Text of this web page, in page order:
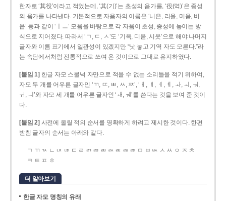
한자로 ‘其役’이라고 적었는데, ‘其(기)’는 초성의 음가를, ‘役(역)’은 종성
의 음가를 나타낸다. 기본적으로 자음자의 이름은 ‘니은, 리을, 미음, 비
읍’ 등과 같이 ‘ㅣㅡ’ 모음을 바탕으로 각 자음이 초성, 종성에 놓이는 방
식으로 지어졌다. 따라서 ‘ㄱ, ㄷ, ㅅ’도 ‘기윽, 디읃, 시읏’으로 해야 나머지
글자와 이름 표기에서 일관성이 있겠지만 “낫 놓고 기역 자도 모른다.”라
는 속담에서처럼 전통적으로 쓰여 온 것이므로 그대로 유지하였다.
[붙임 1] 한글 자모 스물넉 자만으로 적을 수 없는 소리들을 적기 위하여,
자모 두 개를 어우른 글자인 ‘ㄲ, ㄸ, ㅃ, ㅆ, ㅉ’, ‘ㅐ, ㅒ, ㅔ, ㅖ, ㅘ, ㅚ, ㅝ,
ㅟ, ㅢ’와 자모 세 개를 어우른 글자인 ‘ㅙ, ㅞ’를 쓴다는 것을 보여 준 것이
다.
[붙임 2] 사전에 올릴 적의 순서를 명확하게 하려고 제시한 것이다. 한편
받침 글자의 순서는 아래와 같다.
ㄱ ㄲ ㄳ ㄴ ㄵ ㄶ ㄷ ㄹ ㄺ ㄻ ㄼ ㄽ ㄾ ㄿ ㅀ ㅁ ㅂ ㅄ ㅅ ㅆ ㅇ ㅈ ㅊ
ㅋ ㅌ ㅍ ㅎ
더 알아보기
한글 자모 명칭의 유래